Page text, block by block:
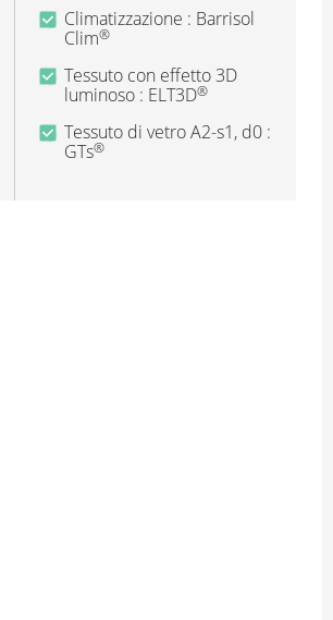
Climatizzazione : Barrisol
Clim®
Tessuto con effetto 3D
luminoso : ELT3D®
Tessuto di vetro A2-s1, d0 :
GTs®